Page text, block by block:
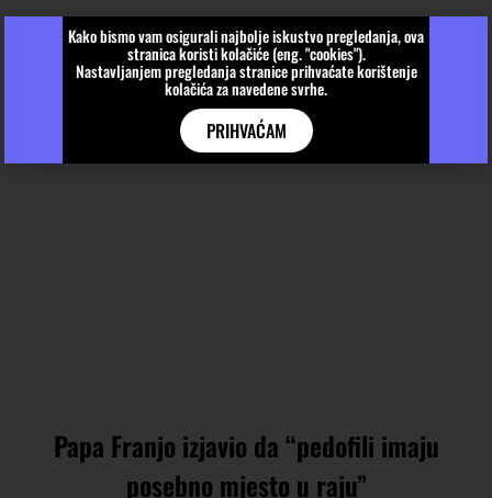
Papa Franjo izjavio da “pedofili imaju
posebno mjesto u raju”
Kako bismo vam osigurali najbolje iskustvo pregledanja, ova
stranica koristi kolačiće (eng. "cookies").
Nastavljanjem pregledanja stranice prihvaćate korištenje
kolačića za navedene svrhe.
PRIHVAĆAM